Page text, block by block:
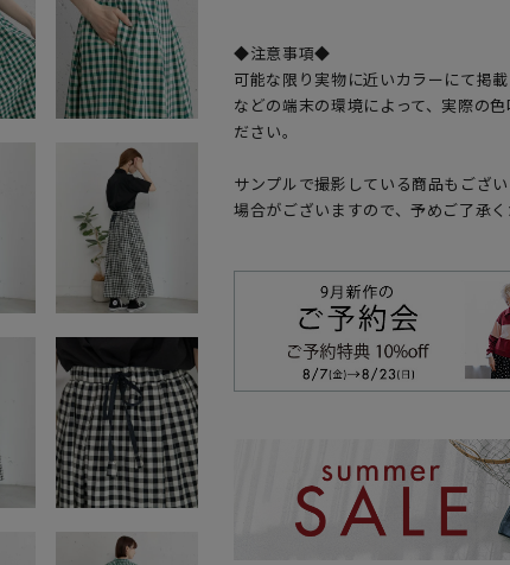
◆注意事項◆
可能な限り実物に近いカラーにて掲
などの端末の環境によって、実際の
ださい。
サンプルで撮影している商品もござ
場合がございますので、予めご了承く